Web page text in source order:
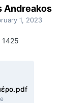
Andreakos
1, 2023
1425